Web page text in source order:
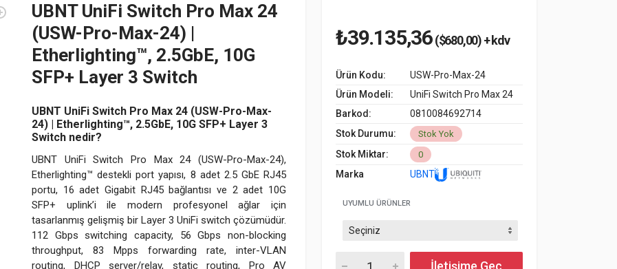
UBNT UniFi Switch Pro Max 24
(USW-Pro-Max-24) |
Etherlighting™, 2.5GbE, 10G
SFP+ Layer 3 Switch
UBNT UniFi Switch Pro Max 24 (USW-Pro-Max-
24) | Etherlighting™, 2.5GbE, 10G SFP+ Layer 3
Switch nedir?
UBNT UniFi Switch Pro Max 24 (USW-Pro-Max-24),
Etherlighting™ destekli port yapısı, 8 adet 2.5 GbE RJ45
portu, 16 adet Gigabit RJ45 bağlantısı ve 2 adet 10G
SFP+ uplink’i ile modern profesyonel ağlar için
tasarlanmış gelişmiş bir Layer 3 UniFi switch çözümüdür.
112 Gbps switching capacity, 56 Gbps non-blocking
throughput, 83 Mpps forwarding rate, inter-VLAN
routing, DHCP server/relay, static routing, Pro AV
₺39.135,36($680,00) + kdv
Ürün Kodu:
USW-Pro-Max-24
Ürün Modeli:
UniFi Switch Pro Max 24
Barkod:
0810084692714
Stok Durumu:
Stok Yok
Stok Miktar: 0
Marka UBNT
UYUMLU ÜRÜNLER
İletişime Geç